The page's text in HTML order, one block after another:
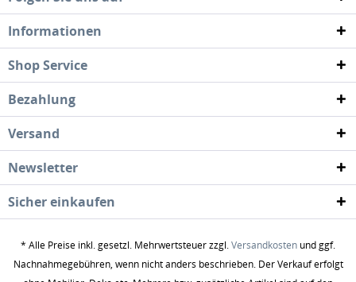
Informationen
Shop Service
Bezahlung
Versand
Newsletter
Sicher einkaufen
* Alle Preise inkl. gesetzl. Mehrwertsteuer zzgl.Versandkosten und ggf.
Nachnahmegebühren, wenn nicht anders beschrieben. Der Verkauf erfolgt